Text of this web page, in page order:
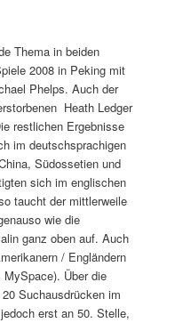
Thema in beiden
2008 in Peking mit
Phelps. Auch der
Heath Ledger
restlichen Ergebnisse
im deutschsprachigen
Südossetien und
sich im englischen
taucht der mittlerweile
wie die
ganz oben auf. Auch
/ Engländern
MySpace). Über die
Suchausdrücken im
erst an 50. Stelle,